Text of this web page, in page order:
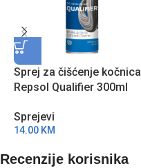
Sprej za čišćenje kočnica
Repsol Qualifier 300ml
Sprejevi
14.00 KM
Recenzije korisnika